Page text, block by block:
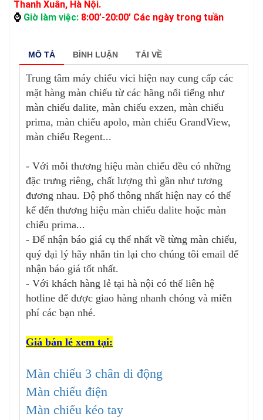
Thanh Xuân, Hà Nội.
⌚ Giờ làm việc: 8:00’-20:00’ Các ngày trong tuần
MÔ TẢ BÌNH LUẬN TẢI VỀ
Trung tâm máy chiếu vici hiện nay cung cấp các
mặt hàng màn chiếu từ các hãng nổi tiếng như
màn chiếu dalite, màn chiếu exzen, màn chiếu
prima, màn chiếu apolo, màn chiếu GrandView,
màn chiếu Regent...
- Với mỗi thương hiệu màn chiếu đều có những
đặc trưng riêng, chất lượng thì gần như tương
đương nhau. Độ phổ thông nhất hiện nay có thể
kể đến thương hiệu màn chiếu dalite hoặc màn
chiếu prima...
- Để nhận báo giá cụ thể nhất về từng màn chiếu,
quý đại lý hãy nhắn tin lại cho chúng tôi email để
nhận báo giá tốt nhất.
- Với khách hàng lẻ tại hà nội có thể liên hệ
hotline để được giao hàng nhanh chóng và miễn
phí các bạn nhé.
Giá bán lẻ xem tại:
Màn chiếu 3 chân di động
Màn chiếu điện
Màn chiếu kéo tay